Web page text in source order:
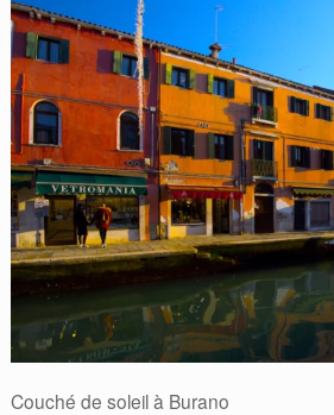
Couché de soleil à Burano